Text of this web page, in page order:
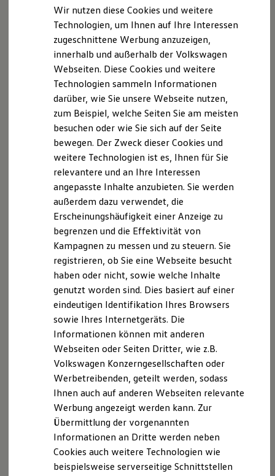
Elektrofahrzeugkonzepte
ID. EVERY1
Reichweite
Reichweite der ID. Modelle
Reichweite im Winter
Rekuperation
Laden
Laden unterwegs
Laden Zuhause
Ladestationen finden
Ladezeitensimulator
Sicherheit
Garantie und Lebensdauer
Nachhaltigkeit
Kosten und Kauf
Verbrauchskosten
Kaufoptionen
E-Auto-Förderung
Software und Konnektivität
Die ID. Software 6
ID. Software Versionen und Updates
Digitale Extras
Schnittstellen zu Ihrem ID.
Hybridautos
Marke und Erlebnis
Volkswagen R und R Experience
R-Modelle
R Experience
Driving Experience
Werkbesichtigung
Factory visit
Lifestyle Shop
Golf Kollektion
ID. Kollektion
Volkswagen Kollektion
GTI Kollektion
Fußball Drop
über ein 1-Gang-Getriebe die Hinter- beziehungsweise
Vorderräder antreiben. Ganz ohne mechanische Verbindung
zwischen den Achsen und für gute Traktion und verbesserte
Spurführung, auch auf glattem Terrain.
Nutzungsbedingungen
Datenschutzerklärungen
Cookie-Richtlinie
Lizenzhinweise Dritter
Angaben zum Digital Services Act (DSA)
EU Data Act
Produktsicherheitsinformationen
Vertrag Widerrufen
Disclaimer von Volkswagen AG
GTX
Paket:Energieverbrauch kombiniert: 18,2 - 16,3 kWh/100
km; CO₂-Emission kombiniert: 0 g/km; CO₂-Klasse(n): A.
Die in dieser Darstellung gezeigten Fahrzeuge und
Ausstattungen können in einzelnen Details vom aktuellen
deutschen Lieferprogramm abweichen. Abgebildet sind
teilweise Sonderausstattungen der Fahrzeuge gegen
Mehrpreis.
Bitte beachten Sie auch unseren Konfigurator für eine
Übersicht der aktuell verfügbaren Modelle und Ausstattungen.
Die angegebenen Verbrauchs- und Emissionswerte beziehen
sich nicht auf ein einzelnes Fahrzeug und sind nicht Bestandteil
des Angebots, sondern dienen allein Vergleichszwecken
zwischen den verschiedenen Fahrzeugtypen.
Zusatzausstattungen undZubehör (Anbauteile, Reifenformat
usw.) können relevante Fahrzeugparameter, wie
Rollwiderstand und Aerodynamik verändern und neben
Witterungs- und Verkehrsbedingungen sowie dem
Wir nutzen diese Cookies und weitere
Technologien, um Ihnen auf Ihre Interessen
zugeschnittene Werbung anzuzeigen,
innerhalb und außerhalb der Volkswagen
Webseiten. Diese Cookies und weitere
Technologien sammeln Informationen
darüber, wie Sie unsere Webseite nutzen,
zum Beispiel, welche Seiten Sie am meisten
besuchen oder wie Sie sich auf der Seite
bewegen. Der Zweck dieser Cookies und
weitere Technologien ist es, Ihnen für Sie
relevantere und an Ihre Interessen
angepasste Inhalte anzubieten. Sie werden
außerdem dazu verwendet, die
Erscheinungshäufigkeit einer Anzeige zu
begrenzen und die Effektivität von
Kampagnen zu messen und zu steuern. Sie
registrieren, ob Sie eine Webseite besucht
haben oder nicht, sowie welche Inhalte
genutzt worden sind. Dies basiert auf einer
eindeutigen Identifikation Ihres Browsers
sowie Ihres Internetgeräts. Die
Informationen können mit anderen
Webseiten oder Seiten Dritter, wie z.B.
Volkswagen Konzerngesellschaften oder
Werbetreibenden, geteilt werden, sodass
Ihnen auch auf anderen Webseiten relevante
Werbung angezeigt werden kann. Zur
Übermittlung der vorgenannten
Informationen an Dritte werden neben
Cookies auch weitere Technologien wie
beispielsweise serverseitige Schnittstellen